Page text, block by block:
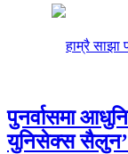
पुनर्वासमा
युनिसेक्स